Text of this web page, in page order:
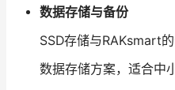
数据存储与备份
SSD存储与RAKsmart
数据存储方案，适合中